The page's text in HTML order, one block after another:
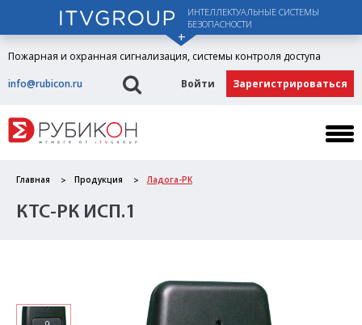
ИНТЕЛЛЕКТУАЛЬНЫЕ СИСТЕМЫ
БЕЗОПАСНОСТИ
Пожарная и охранная сигнализация, системы контроля доступа
info@rubicon.ru
Войти Зарегистрироваться
Главная Продукция Ладога-РК
КТС-РК ИСП.1